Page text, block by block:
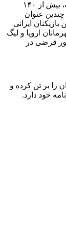
محرمی طی شش فصل حضور در دینامو زاگرب، بیش از ۱۴۰
عنوان
ایرانی
اروپا و لیگ
قرضی در
ایران را بر تن کرده و